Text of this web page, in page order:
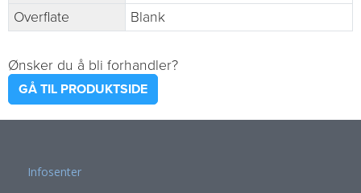
Overflate
Blank
Ønsker du å bli forhandler?
GÅ TIL PRODUKTSIDE
Infosenter